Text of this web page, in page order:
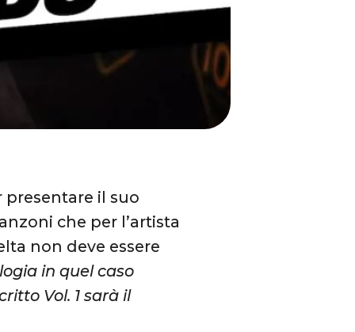
presentare il suo
che per l’artista
non deve essere
in quel caso
Vol. 1 sarà il